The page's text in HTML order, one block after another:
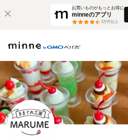
お買いものがもっとお得に
minneのアプリ
3万件以上